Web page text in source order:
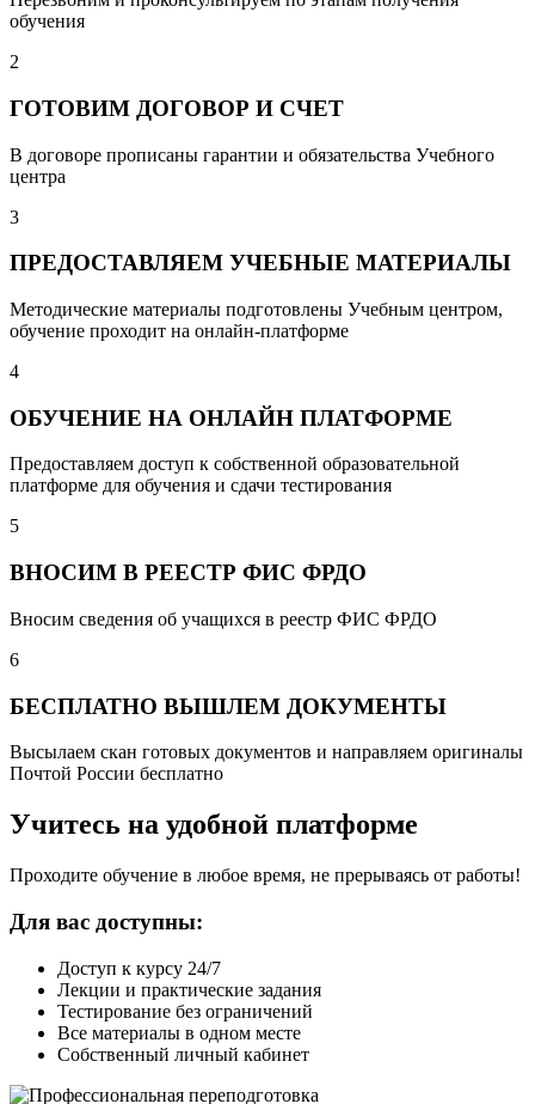
обучения
2
ГОТОВИМ ДОГОВОР И СЧЕТ
В договоре прописаны гарантии и обязательства Учебного
центра
3
ПРЕДОСТАВЛЯЕМ УЧЕБНЫЕ МАТЕРИАЛЫ
Методические материалы подготовлены Учебным центром,
обучение проходит на онлайн-платформе
4
ОБУЧЕНИЕ НА ОНЛАЙН ПЛАТФОРМЕ
Предоставляем доступ к собственной образовательной
платформе для обучения и сдачи тестирования
5
ВНОСИМ В РЕЕСТР ФИС ФРДО
Вносим сведения об учащихся в реестр ФИС ФРДО
6
БЕСПЛАТНО ВЫШЛЕМ ДОКУМЕНТЫ
Высылаем скан готовых документов и направляем оригиналы
Почтой России бесплатно
Учитесь на удобной платформе
Проходите обучение в любое время, не прерываясь от работы!
Для вас доступны:
Доступ к курсу 24/7
Лекции и практические задания
Тестирование без ограничений
Все материалы в одном месте
Собственный личный кабинет